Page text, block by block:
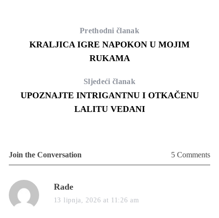
Prethodni članak
KRALJICA IGRE NAPOKON U MOJIM
RUKAMA
Sljedeći članak
UPOZNAJTE INTRIGANTNU I OTKAČENU
LALITU VEDANI
Join the Conversation 5 Comments
s
a
Rade
13 lipnja, 2026 at 11:26 am